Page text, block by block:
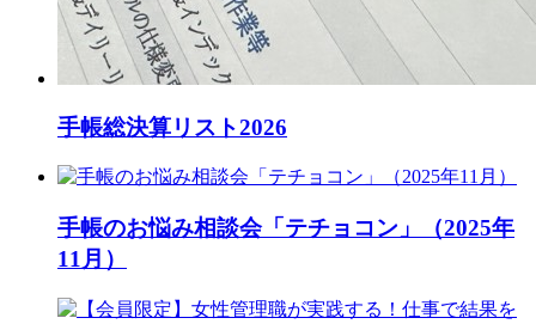
手帳総決算リスト2026
手帳のお悩み相談会「テチョコン」（2025年
11月）